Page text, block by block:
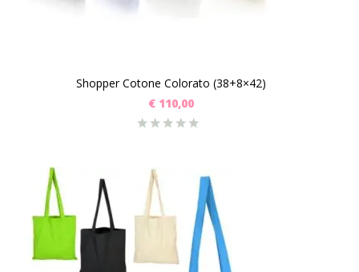
Shopper Cotone Colorato (38+8×42)
€ 110,00